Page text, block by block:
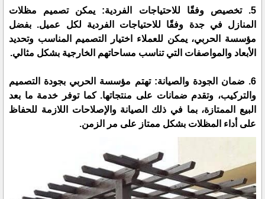
5. تخصيص وفقًا للاحتياجات الفردية: يمكن تصميم مظلات
المنازل في جدة وفقًا للاحتياجات الفردية لكل عميل. بفضل
مؤسسة الحربي، يمكن للعملاء اختيار التصميم المناسب وتحديد
الأبعاد والمواصفات التي تناسب مساحاتهم الخارجية بشكل مثالي.
6. ضمان الجودة والصيانة: تهتم مؤسسة الحربي بجودة التصميم
والتركيب، وتقدم ضمانات على منتجاتها. كما توفر خدمة ما بعد
البيع الممتازة، بما في ذلك الصيانة والإصلاحات اللازمة للحفاظ
على أداء المظلات بشكل ممتاز على مر الزمن.